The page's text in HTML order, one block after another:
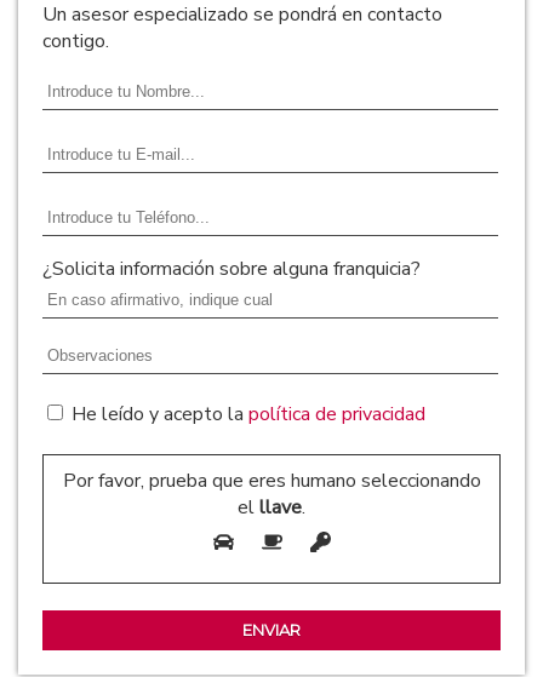
Un asesor especializado se pondrá en contacto
contigo.
¿Solicita información sobre alguna franquicia?
He leído y acepto la política de privacidad
Por favor, prueba que eres humano seleccionando
elllave.